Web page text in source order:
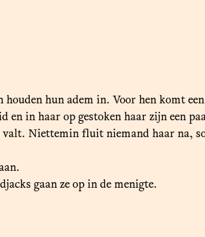
hun adem in. Voor hen komt
en in haar op gestoken haar zijn een
Niettemin fluit niemand haar na,
gaan ze op in de menigte.